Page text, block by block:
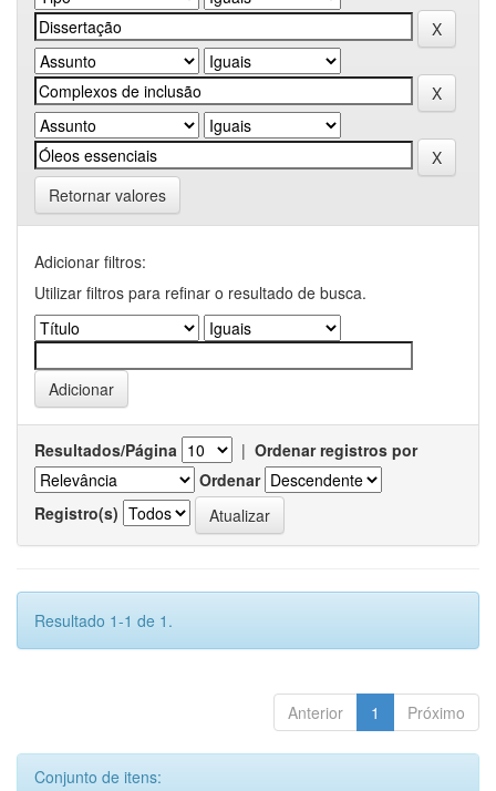
Retornar valores
Adicionar filtros:
Utilizar filtros para refinar o resultado de busca.
Resultados/Página | Ordenar registros por
Ordenar
Registro(s)
Resultado 1-1 de 1.
Anterior 1 Próximo
Conjunto de itens: